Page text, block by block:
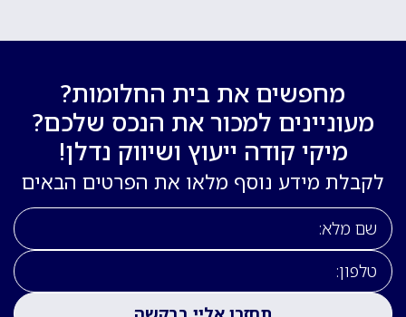
מחפשים את בית החלומות?
מעוניינים למכור את הנכס שלכם?
מיקי קודה ייעוץ ושיווק נדלן!
לקבלת מידע נוסף מלאו את הפרטים הבאים